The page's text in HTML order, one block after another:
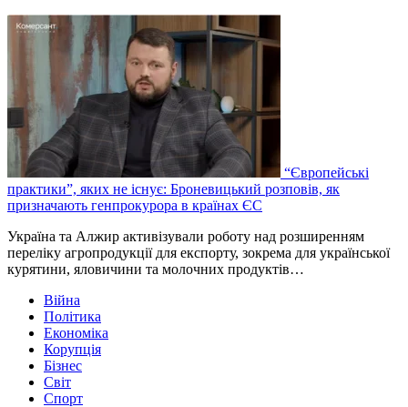
“Європейські
практики”, яких не існує: Броневицький розповів, як
призначають генпрокурора в країнах ЄС
Україна та Алжир активізували роботу над розширенням
переліку агропродукції для експорту, зокрема для української
курятини, яловичини та молочних продуктів…
Війна
Політика
Економіка
Корупція
Бізнес
Світ
Спорт